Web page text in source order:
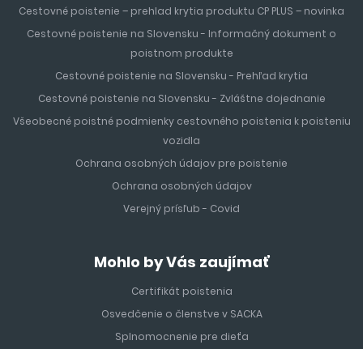
Cestovné poistenie – prehlad krytia produktu CP PLUS – novinka
Cestovné poistenie na Slovensku - Informačný dokument o
poistnom produkte
Cestovné poistenie na Slovensku - Prehľad krytia
Cestovné poistenie na Slovensku - Zvláštne dojednanie
Všeobecné poistné podmienky cestovného poistenia k poisteniu
vozidla
Ochrana osobných údajov pre poistenie
Ochrana osobných údajov
Verejný prísľub - Covid
Mohlo by Vás zaujímať
Certifikát poistenia
Osvedčenie o členstve v SACKA
Splnomocnenie pre dieťa